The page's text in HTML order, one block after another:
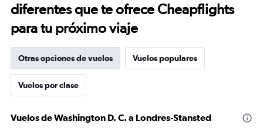
diferentes que te ofrece Cheapflights
para tu próximo viaje
Otras opciones de vuelos Vuelos populares
Vuelos por clase
Vuelos de Washington D. C. a Londres-Stansted